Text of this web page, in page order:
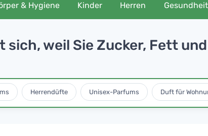
& Hygiene Kinder Herren Gesundheit
sich, weil Sie Zucker, Fett
Herrendüfte Unisex-Parfums Duft für